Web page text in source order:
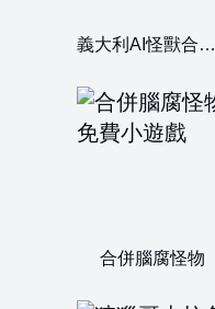
義大利AI怪獸合併 2
合併腦腐怪物